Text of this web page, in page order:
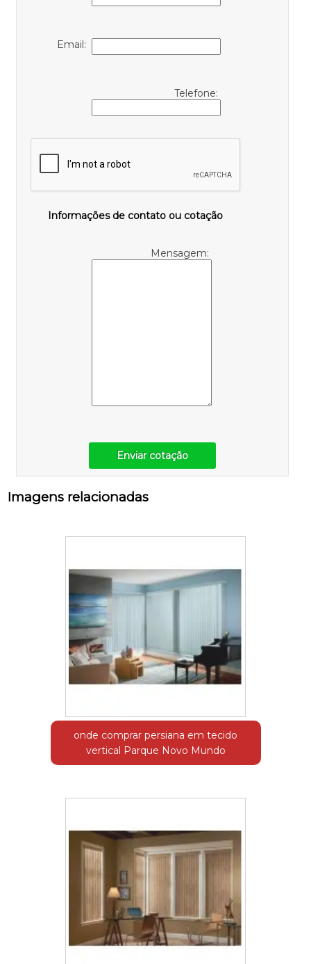
Email:
Telefone:
Informações de contato ou cotação
Mensagem:
Enviar cotação
Imagens relacionadas
onde comprar persiana em tecido
vertical Parque Novo Mundo